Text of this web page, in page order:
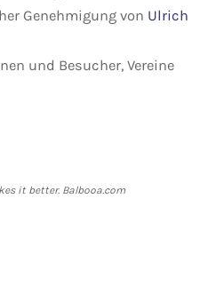
Genehmigung von Ulrich
und Besucher, Vereine
it better. Balbooa.com